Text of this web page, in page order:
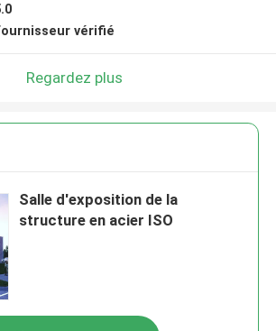
vérifié
Regardez plus
Salle d'exposition de la
structure en acier ISO